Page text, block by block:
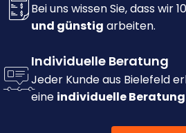
Bei uns wissen Sie, dass wir
und günstig arbeiten.
Individuelle Beratung
Jeder Kunde aus Bielefeld
eine individuelle